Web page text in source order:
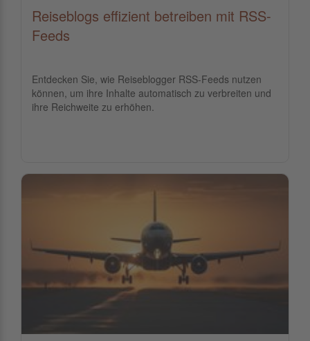
Reiseblogs effizient betreiben mit RSS-
Feeds
Entdecken Sie, wie Reiseblogger RSS-Feeds nutzen
können, um ihre Inhalte automatisch zu verbreiten und
ihre Reichweite zu erhöhen.